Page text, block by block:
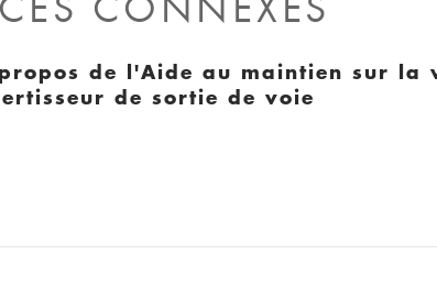
de l'Aide au maintien sur la
de sortie de voie